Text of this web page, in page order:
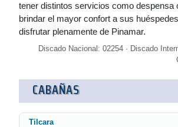
tener distintos servicios como despensa
brindar el mayor confort a sus
disfrutar plenamente de Pinamar.
Discado Nacional: 02254 · Discado
CABAÑAS
Tilcara